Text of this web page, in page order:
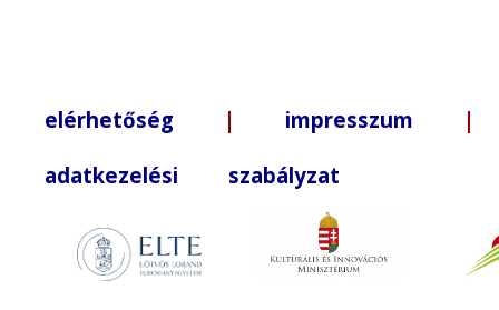
elérhetőség | impresszum |
adatkezelési szabályzat